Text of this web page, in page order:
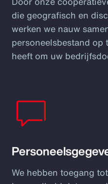
die geografisch en
werken we nauw
personeelsbestand
heeft om uw
We hebben toegang